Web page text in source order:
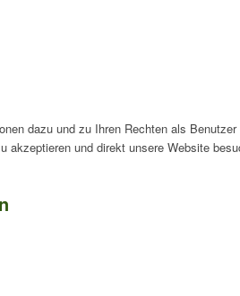
dazu und zu Ihren Rechten als
akzeptieren und direkt unsere Website